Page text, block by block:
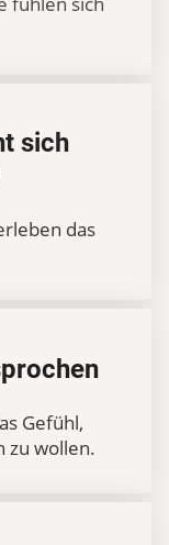
sich
das
Gefühl,
zu wollen.